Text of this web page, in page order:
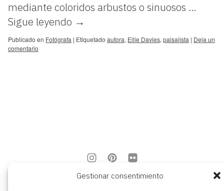
Gestionar consentimiento
mediante coloridos arbustos o sinuosos …
Sigue leyendo →
Publicado en Fotógrafa | Etiquetado autora, Ellie Davies, paisajista | Deja un
comentario